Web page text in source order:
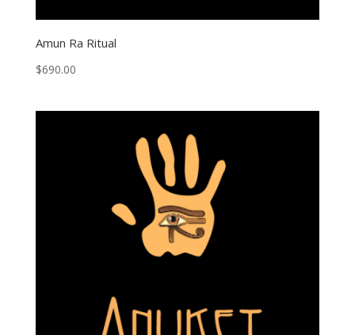
Amun Ra Ritual
$690.00